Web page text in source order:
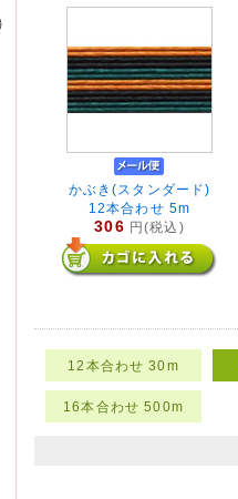
かぶき(スタンダード)
12本合わせ 5m
306 円(税込)
12本合わせ 30m
16本合わせ 500m